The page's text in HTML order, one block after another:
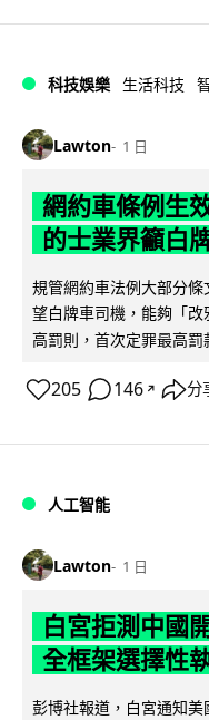
科技娛樂 生活科技
Lawton 1 日
網約車條例生
的士業界籲白
規管網約車法例大部分
望白牌車司機，能夠「
高罰則，首次定罪最高罰
205 146 ↗ 分
人工智能
Lawton 1 日
白宮拒測中國
全框架選擇性
彭博社報道，白宮通知